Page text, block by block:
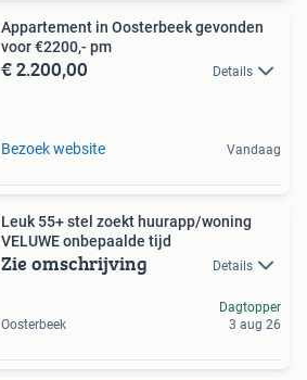
Appartement in Oosterbeek gevonden
voor €2200,- pm
€ 2.200,00 Details
Bezoek website Vandaag
Leuk 55+ stel zoekt huurapp/woning
VELUWE onbepaalde tijd
Zie omschrijving Details
Oosterbeek
Dagtopper
3 aug 26